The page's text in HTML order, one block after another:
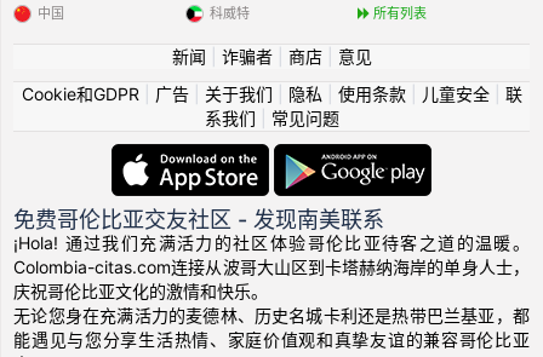
中国 科威特 所有列表
新闻 诈骗者| 商店| 意见
Cookie和GDPR
广告| 关于我们 隐私 使用条款| 儿童安全| 联
系我们
常见问题
免费哥伦比亚交友社区 - 发现南美联系
¡Hola! 通过我们充满活力的社区体验哥伦比亚待客之道的温暖。
Colombia-citas.com连接从波哥大山区到卡塔赫纳海岸的单身人士，
庆祝哥伦比亚文化的激情和快乐。
无论您身在充满活力的麦德林、历史名城卡利还是热带巴兰基亚，都
能遇见与您分享生活热情、家庭价值观和真挚友谊的兼容哥伦比亚